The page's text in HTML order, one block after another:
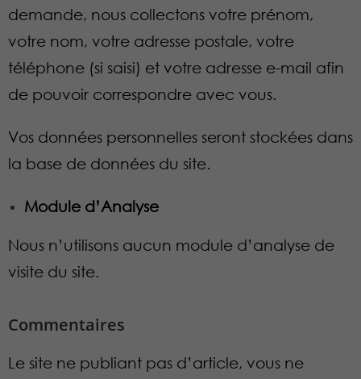
demande, nous collectons votre prénom,
votre nom, votre adresse postale, votre
téléphone (si saisi) et votre adresse e-mail afin
de pouvoir correspondre avec vous.
Vos données personnelles seront stockées dans
la base de données du site.
Module d’Analyse
Nous n’utilisons aucun module d’analyse de
visite du site.
Commentaires
Le site ne publiant pas d’article, vous ne